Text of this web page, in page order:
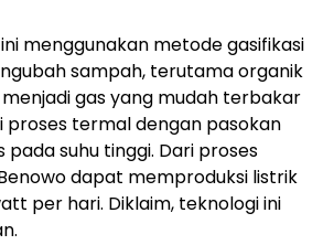
ini menggunakan metode gasifikasi
sampah, terutama organik
gas yang mudah terbakar
proses termal dengan pasokan
suhu tinggi. Dari proses
dapat memproduksi listrik
per hari. Diklaim, teknologi ini